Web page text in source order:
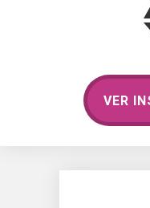
VER